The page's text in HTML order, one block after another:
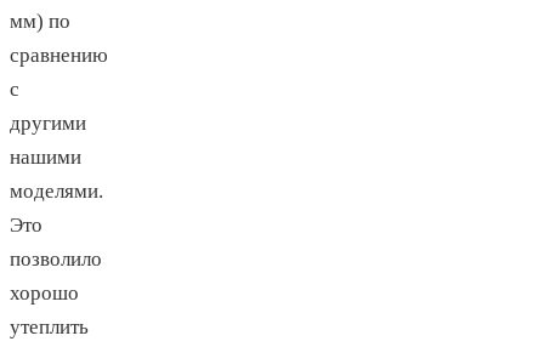
мм) по
сравнению
с
другими
нашими
моделями.
Это
позволило
хорошо
утеплить